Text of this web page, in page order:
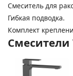
Смеситель для
Гибкая подводка.
Комплект
Смесители